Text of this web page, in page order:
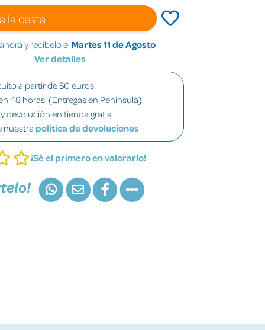
la cesta
y recíbelo el Martes 11 de Agosto
Ver detalles
a partir de 50 euros.
48 horas. (Entregas en Península)
devolución en tienda gratis.
nuestra política de devoluciones
¡Sé el primero en valorarlo!